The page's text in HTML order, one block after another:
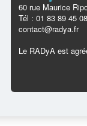
60 rue Maurice
Tél : 01 83 89 45 08
contact@radya.fr
Le RADyA est